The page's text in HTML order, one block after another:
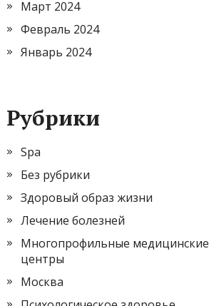
Март 2024
Февраль 2024
Январь 2024
Рубрики
Spa
Без рубрики
Здоровый образ жизни
Лечение болезней
Многопрофильные медицинские
центры
Москва